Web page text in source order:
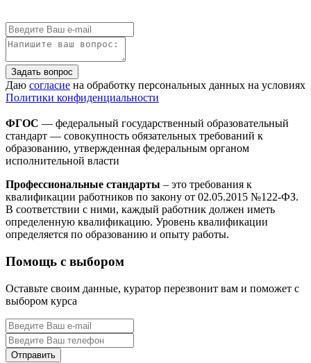
Задать вопрос
Даю согласие на обработку персональных данных на условиях
Политики конфиденциальности
ФГОС — федеральный государственный образовательный
стандарт — совокупность обязательных требований к
образованию, утвержденная федеральным органом
исполнительной власти
Профессиональные стандарты – это требования к
квалификации работников по закону от 02.05.2015 №122-ФЗ.
В соответствии с ними, каждый работник должен иметь
определенную квалификацию. Уровень квалификации
определяется по образованию и опыту работы.
Помощь с выбором
Оставьте своим данные, куратор перезвонит вам и поможет с
выбором курса